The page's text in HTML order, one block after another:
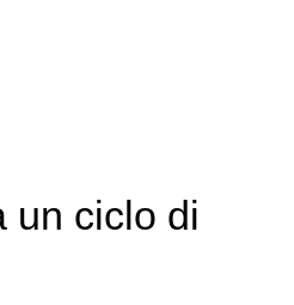
un ciclo di